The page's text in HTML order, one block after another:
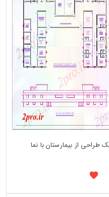
طراحی از بیمارستان با نما